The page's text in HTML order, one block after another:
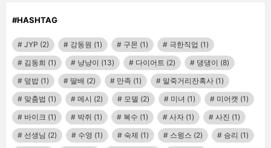
#HASHTAG
JYP (2) 강동원 (1) 구몬 (1) 극한직업 (1)
김동희 (1) 냥냥이 (13) 다이어트 (2) 댕댕이 (8)
덮밥 (1) 딸배 (2) 만족 (1) 말죽거리잔혹사 (1)
맞춤법 (1) 메시 (2) 모델 (2) 미녀 (1) 미어캣 (1)
바이크 (1) 박쥐 (1) 복수 (1) 사자 (1) 사진 (1)
선생님 (2) 수영 (1) 숙제 (1) 스윙스 (2) 승리 (1)